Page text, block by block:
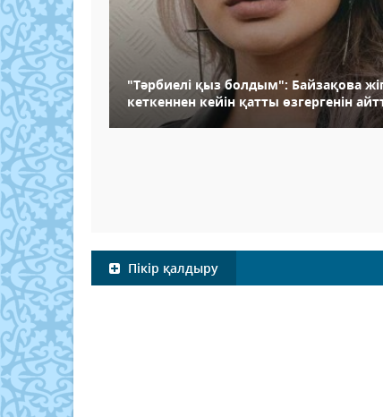
"Тәрбиелі қыз болдым": Байзақова
кеткеннен кейін қатты өзгергенін
Пікір қалдыру